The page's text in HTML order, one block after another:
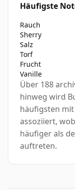
Häufigste
Rauch
Sherry
Salz
Torf
Frucht
Vanille
Über 188
hinweg wird
häufigsten mit
assoziiert,
häufiger als
auftreten.